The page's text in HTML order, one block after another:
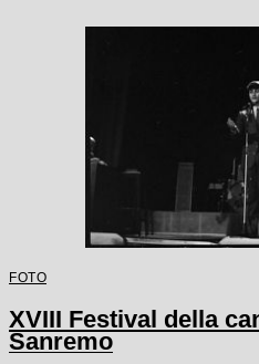
FOTO
XVIII Festival della
Sanremo